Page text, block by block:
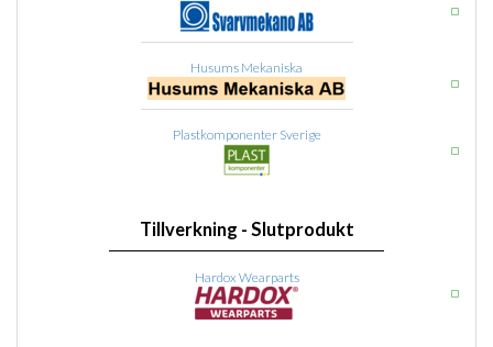
Husums Mekaniska
Plastkomponenter Sverige
Tillverkning - Slutprodukt
Hardox Wearparts